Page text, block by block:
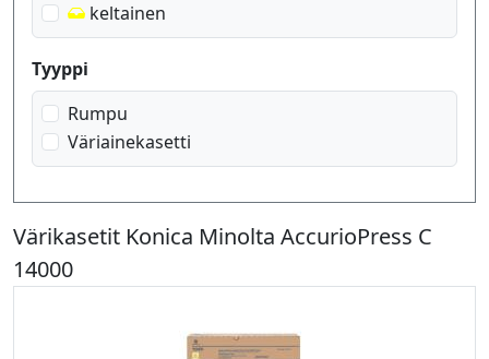
keltainen
Tyyppi
Rumpu
Väriainekasetti
Värikasetit Konica Minolta AccurioPress C
14000